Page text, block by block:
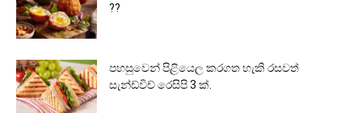
??
පහසුවෙන් පිළියෙල කරගත හැකි රසවත්
සැන්ඩ්විච් රෙසිපි 3 ක්.